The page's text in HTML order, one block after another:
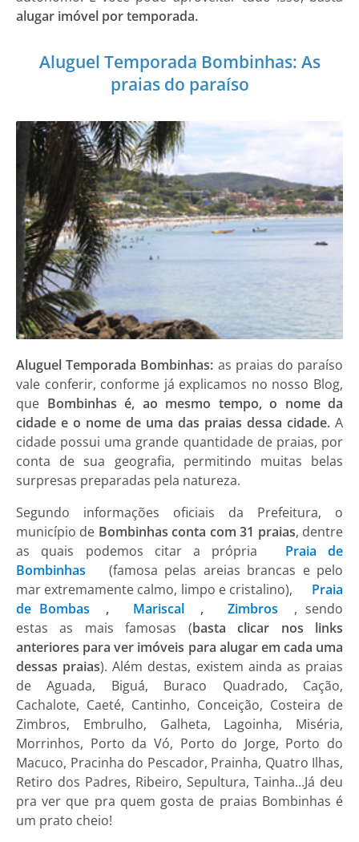
alugar imóvel por temporada.
Aluguel Temporada Bombinhas: As
praias do paraíso
Aluguel Temporada Bombinhas: as praias do paraíso
vale conferir, conforme já explicamos no nosso Blog,
que Bombinhas é, ao mesmo tempo, o nome da
cidade e o nome de uma das praias dessa cidade. A
cidade possui uma grande quantidade de praias, por
conta de sua geografia, permitindo muitas belas
surpresas preparadas pela natureza.
Segundo informações oficiais da Prefeitura, o
município de Bombinhas conta com 31 praias, dentre
as quais podemos citar a própria
Praia de
Bombinhas
(famosa pelas areias brancas e pelo
mar extremamente calmo, limpo e cristalino),
Praia
de Bombas
, Mariscal , Zimbros
, sendo
estas as mais famosas (basta clicar nos links
anteriores para ver imóveis para alugar em cada uma
dessas praias). Além destas, existem ainda as praias
de Aguada, Biguá, Buraco Quadrado, Cação,
Cachalote, Caeté, Cantinho, Conceição, Costeira de
Zimbros, Embrulho, Galheta, Lagoinha, Miséria,
Morrinhos, Porto da Vó, Porto do Jorge, Porto do
Macuco, Pracinha do Pescador, Prainha, Quatro Ilhas,
Retiro dos Padres, Ribeiro, Sepultura, Tainha...Já deu
pra ver que pra quem gosta de praias Bombinhas é
um prato cheio!